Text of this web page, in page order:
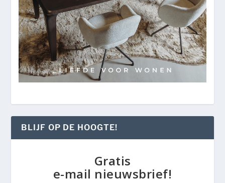
BLIJF OP DE HOOGTE!
Gratis
e-mail nieuwsbrief!